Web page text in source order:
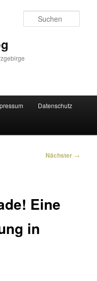
Datenschutz
Nächster →
Eine
in